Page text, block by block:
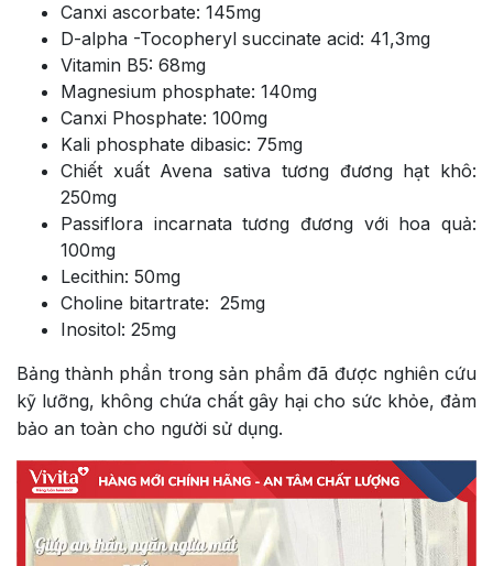
Canxi ascorbate: 145mg
D-alpha -Tocopheryl succinate acid: 41,3mg
Vitamin B5: 68mg
Magnesium phosphate: 140mg
Canxi Phosphate: 100mg
Kali phosphate dibasic: 75mg
Chiết xuất Avena sativa tương đương hạt khô:
250mg
Passiflora incarnata tương đương với hoa quả:
100mg
Lecithin: 50mg
Choline bitartrate: 25mg
Inositol: 25mg
Bảng thành phần trong sản phẩm đã được nghiên cứu
kỹ lưỡng, không chứa chất gây hại cho sức khỏe, đảm
bảo an toàn cho người sử dụng.